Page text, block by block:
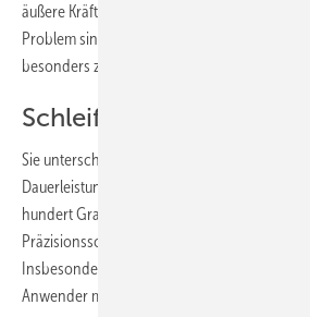
äußere Kräfte oder das Gewicht, während
Problem sind. Beispielhaft sei an drei
besonders zu achten ist.
Schleif- und
Sie unterscheiden sich vor allem hinsichtlich
Dauerleistung reicht von 0,1 bis 4,5 kW, das
hundert Gramm bis zu mehreren Kilogramm
Präzisionsschleifen bis hin zum Putzen von
Insbesondere eine hohe Werkzeugleistung ist
Anwender müssen also geschult werden.